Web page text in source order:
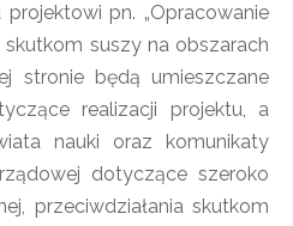
pn. „Opracowanie
skutkom suszy na obszarach
stronie będą umieszczane
realizacji projektu, a
nauki oraz komunikaty
dotyczące szeroko
przeciwdziałania skutkom